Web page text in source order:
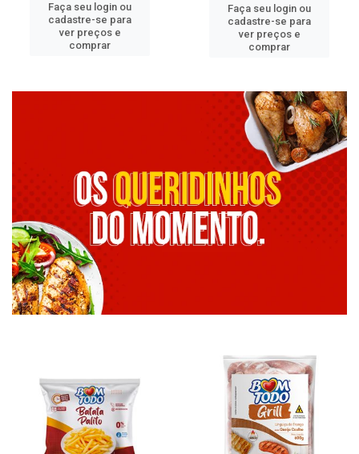
Faça seu login ou
cadastre-se para
ver preços e
comprar
Faça seu login ou
cadastre-se para
ver preços e
comprar